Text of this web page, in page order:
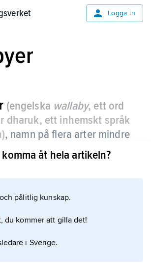
Logga in
(engelska wallaby, ett ord
dharuk, ett inhemskt språk
, namn på flera arter mindre
dock inte som en
avgränsad enhet.
och buskvallabyer.
om artikeln
åt hela artikeln?
pålitlig kunskap.
du kommer att gilla det!
i Sverige.